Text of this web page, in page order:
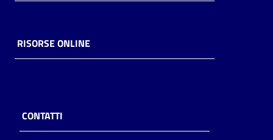
RISORSE ONLINE
CONTATTI